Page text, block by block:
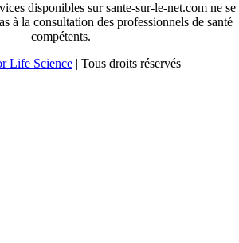
disponibles sur sante-sur-le-net.com ne se
à la consultation des professionnels de santé
compétents.
Life Science| Tous droits réservés